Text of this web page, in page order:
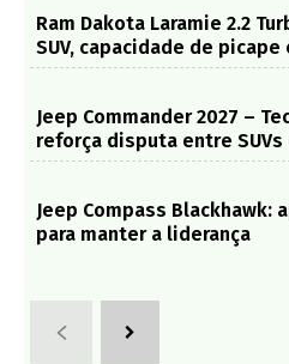
Ram Dakota Laramie 2.2
SUV, capacidade de
Jeep Commander 2027 –
reforça disputa entre
Jeep Compass Blackhawk:
para manter a liderança